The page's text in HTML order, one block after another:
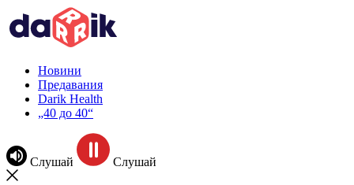
Новини
Предавания
Darik Health
„40 до 40“
Слушай Слушай